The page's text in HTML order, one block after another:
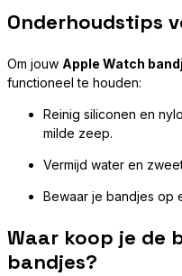
Onderhoudstips
Om jouw Apple Watch
functioneel te houden:
Reinig siliconen en
milde zeep.
Vermijd water en
Bewaar je bandjes op
Waar koop je de
bandjes?